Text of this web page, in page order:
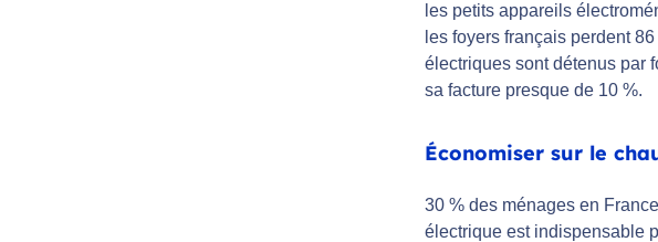
les petits appareils
les foyers français perdent
électriques sont détenus par
sa facture presque de 10 %.
Économiser sur le
30 % des ménages en
électrique est indispensable